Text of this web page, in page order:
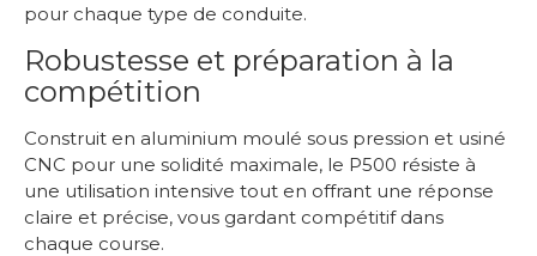
pour chaque type de conduite.
Robustesse et préparation à la
compétition
Construit en aluminium moulé sous pression et usiné
CNC pour une solidité maximale, le P500 résiste à
une utilisation intensive tout en offrant une réponse
claire et précise, vous gardant compétitif dans
chaque course.